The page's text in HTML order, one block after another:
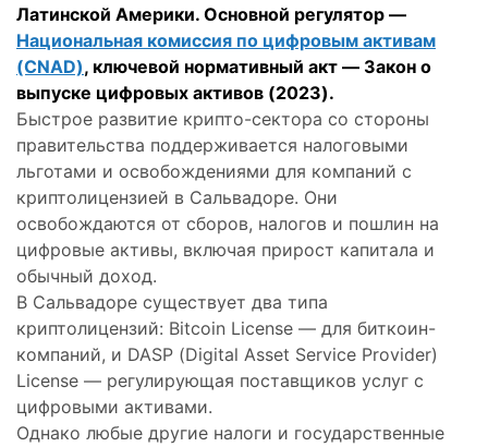
Латинской Америки. Основной регулятор —
Национальная комиссия по цифровым активам
(CNAD), ключевой нормативный акт — Закон о
выпуске цифровых активов (2023).
Быстрое развитие крипто-сектора со стороны
правительства поддерживается налоговыми
льготами и освобождениями для компаний с
криптолицензией в Сальвадоре. Они
освобождаются от сборов, налогов и пошлин на
цифровые активы, включая прирост капитала и
обычный доход.
В Сальвадоре существует два типа
криптолицензий: Bitcoin License — для биткоин-
компаний, и DASP (Digital Asset Service Provider)
License — регулирующая поставщиков услуг с
цифровыми активами.
Однако любые другие налоги и государственные